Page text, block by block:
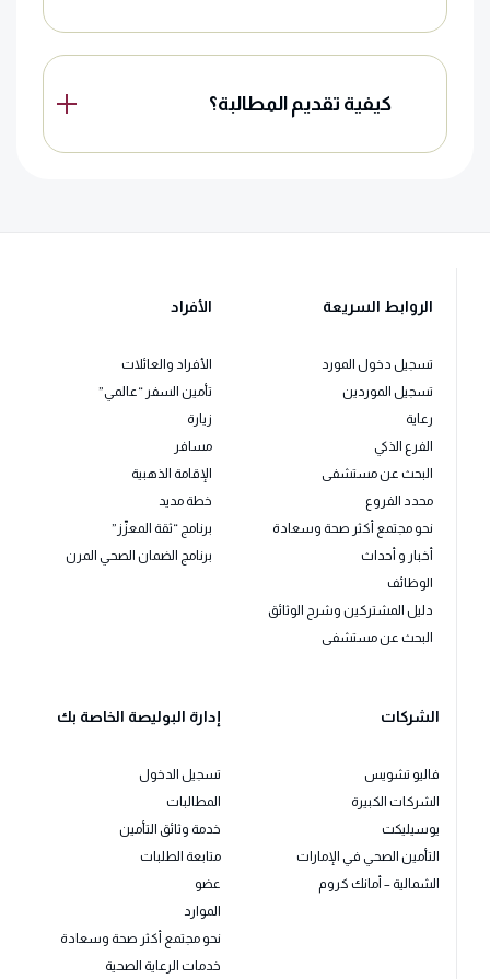
كيفية تقديم المطالبة؟
الروابط السريعة
تسجيل دخول المورد
تسجيل الموردين
رعاية
الفرع الذكي
البحث عن مستشفى
محدد الفروع
نحو مجتمع أكثر صحة وسعادة
أخبار و أحداث
الوظائف
دليل المشتركين وشرح الوثائق
البحث عن مستشفى
الأفراد
الأفراد والعائلات
تأمين السفر “عالمي”
زيارة
مسافر
الإقامة الذهبية
خطة مديد
برنامج “ثقة المعزّز”
برنامج الضمان الصحي المرن
الشركات
فاليو تشويس
الشركات الكبيرة
يوسيليكت
التأمين الصحي في الإمارات
الشمالية – أمانك كروم
إدارة البوليصة الخاصة بك
تسجيل الدخول
المطالبات
خدمة وثائق التأمين
متابعة الطلبات
عضو
الموارد
نحو مجتمع أكثر صحة وسعادة
خدمات الرعاية الصحية